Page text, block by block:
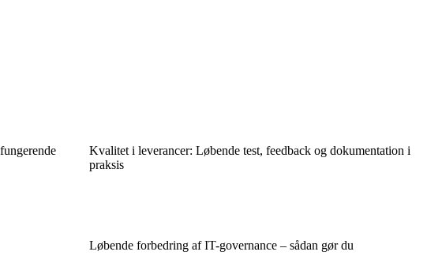
Kvalitet i leverancer: Løbende test, feedback og dokumentation i
praksis
Løbende forbedring af IT-governance – sådan gør du